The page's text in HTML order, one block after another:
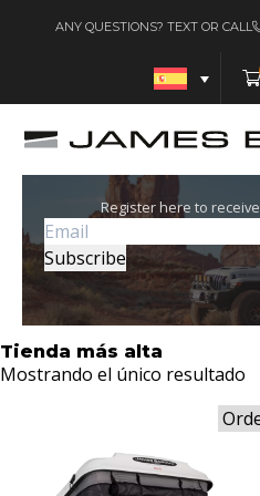
ANY QUESTIONS? TEXT OR CALL
Register here to receive
Tienda más alta
Mostrando el único resultado